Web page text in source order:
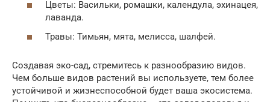
Цветы: Васильки, ромашки, календула, эхинацея,
лаванда.
Травы: Тимьян, мята, мелисса, шалфей.
Создавая эко-сад, стремитесь к разнообразию видов.
Чем больше видов растений вы используете, тем более
устойчивой и жизнеспособной будет ваша экосистема.